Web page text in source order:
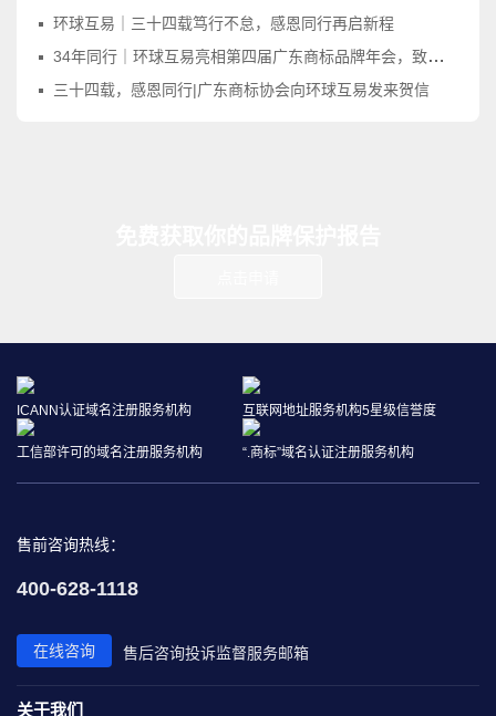
环球互易｜三十四载笃行不怠，感恩同行再启新程
34年同行｜环球互易亮相第四届广东商标品牌年会，致敬品牌守护之路
三十四载，感恩同行|广东商标协会向环球互易发来贺信
ICANN认证域名注册服务机构 互联网地址服务机构5星级信誉度
工信部许可的域名注册服务机构 “.商标”域名认证注册服务机构
售前咨询热线：
400-628-1118
在线咨询 售后咨询投诉监督服务邮箱
关于我们